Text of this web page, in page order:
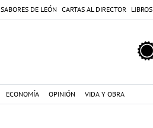
SABORES DE LEÓN CARTAS AL DIRECTOR LIBROS
ECONOMÍA OPINIÓN VIDA Y OBRA